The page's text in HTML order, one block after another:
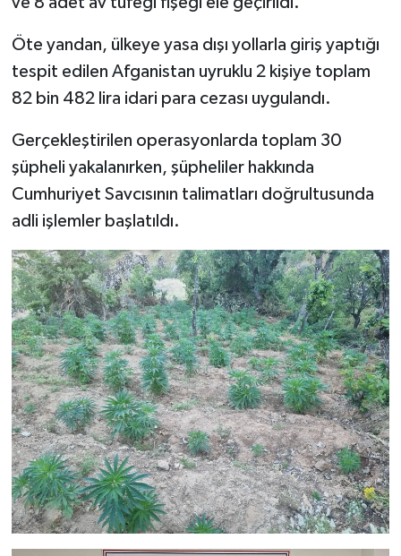
Öte yandan, ülkeye yasa dışı yollarla giriş yaptığı
tespit edilen Afganistan uyruklu 2 kişiye toplam
82 bin 482 lira idari para cezası uygulandı.
Gerçekleştirilen operasyonlarda toplam 30
şüpheli yakalanırken, şüpheliler hakkında
Cumhuriyet Savcısının talimatları doğrultusunda
adli işlemler başlatıldı.